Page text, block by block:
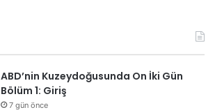
ABD’nin Kuzeydoğusunda On İki Gün
Bölüm 1: Giriş
7 gün önce